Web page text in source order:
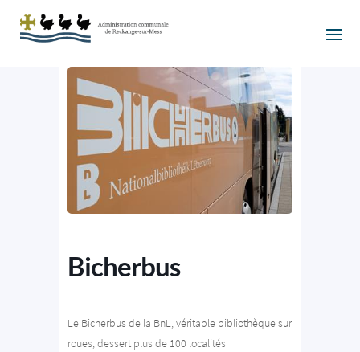
Bicherbus
Le Bicherbus de la BnL, véritable bibliothèque sur
roues, dessert plus de 100 localités